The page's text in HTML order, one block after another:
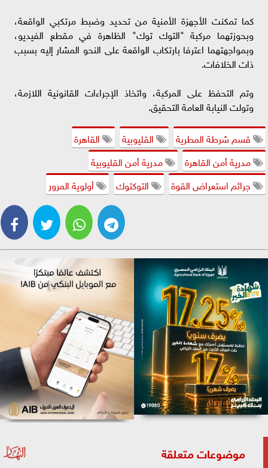
كما تمكنت الأجهزة الأمنية من تحديد وضبط مرتكبي الواقعة،
وبحوزتهما مركبة "التوك توك" الظاهرة في مقطع الفيديو،
وبمواجهتهما اعترفا بارتكاب الواقعة على النحو المشار إليه بسبب
ذات الخلافات.
وتم التحفظ على المركبة، واتخاذ الإجراءات القانونية اللازمة،
وتولت النيابة العامة التحقيق.
قسم شرطة المطرية
القليوبية
القاهرة
مدرية أمن القاهرة
مدرية أمن القليوبية
جرائم استعراض القوة
التوكتوك أولوية المرور
موضوعات متعلقة